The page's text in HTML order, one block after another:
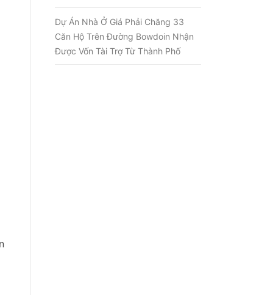
Dự Án Nhà Ở Giá Phải Chăng 33
Căn Hộ Trên Đường Bowdoin Nhận
Được Vốn Tài Trợ Từ Thành Phố